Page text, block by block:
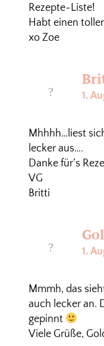
Rezepte-Liste!
Habt einen
xo Zoe
1.
Mhhhh…liest
lecker aus….
Danke für’s
VG
Britti
1.
Mmmh, das
auch lecker an.
gepinnt
Viele Grüße,